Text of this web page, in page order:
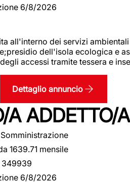
6/8/2026
all'interno dei servizi
dell'isola ecologica e
accessi tramite tessera e
Dettaglio annuncio
A ADDETTO/
Somministrazione
1639.71 mensile
349939
6/8/2026